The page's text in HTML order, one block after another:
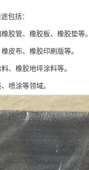
包括：
胶管、橡胶板、橡胶垫等。
皮布、橡胶印刷版等。
、橡胶地坪涂料等。
喷涂等领域。